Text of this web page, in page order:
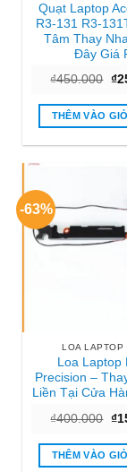
Quạt Laptop
R3-131 R3-
Tâm Thay
Đây Giá
₫450.000
là:
₫
THÊM VÀO
-63%
LOA LAPTOP
Loa Laptop
Precision –
Liền Tại Cửa
₫400.000
là:
₫
THÊM VÀO